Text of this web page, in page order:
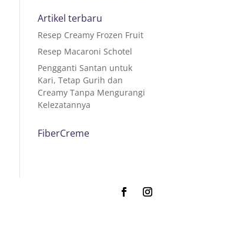
Artikel terbaru
Resep Creamy Frozen Fruit
Resep Macaroni Schotel
Pengganti Santan untuk
Kari, Tetap Gurih dan
Creamy Tanpa Mengurangi
Kelezatannya
FiberCreme